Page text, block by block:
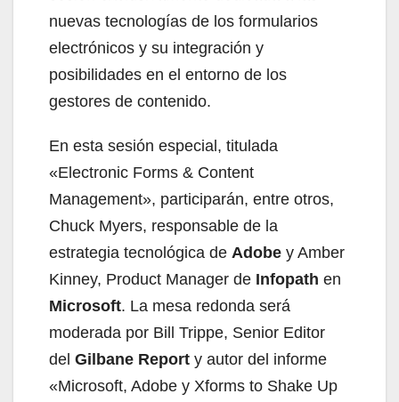
nuevas tecnologías de los formularios
electrónicos y su integración y
posibilidades en el entorno de los
gestores de contenido.
En esta sesión especial, titulada
«Electronic Forms & Content
Management», participarán, entre otros,
Chuck Myers, responsable de la
estrategia tecnológica de Adobe y Amber
Kinney, Product Manager de Infopath en
Microsoft. La mesa redonda será
moderada por Bill Trippe, Senior Editor
del Gilbane Report y autor del informe
«Microsoft, Adobe y Xforms to Shake Up